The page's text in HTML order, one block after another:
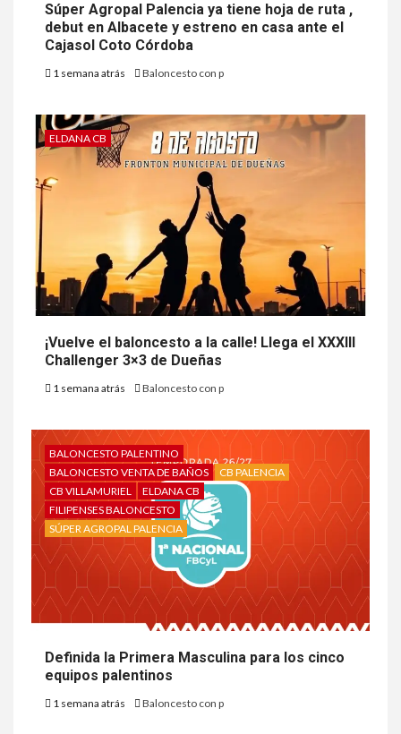
Súper Agropal Palencia ya tiene hoja de ruta ,
debut en Albacete y estreno en casa ante el
Cajasol Coto Córdoba
1 semana atrás Baloncesto con p
ELDANA CB
¡Vuelve el baloncesto a la calle! Llega el XXXIII
Challenger 3×3 de Dueñas
1 semana atrás Baloncesto con p
BALONCESTO PALENTINO
BALONCESTO VENTA DE BAÑOS
CB PALENCIA
CB VILLAMURIEL
ELDANA CB
FILIPENSES BALONCESTO
SÚPER AGROPAL PALENCIA
Definida la Primera Masculina para los cinco
equipos palentinos
1 semana atrás Baloncesto con p